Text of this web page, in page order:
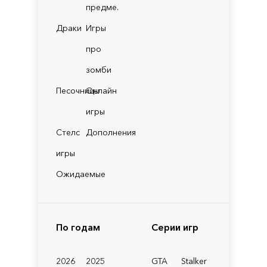
предме.
Драки Игры
про
зомби
ПесочницыОнлайн
игры
Стелс
игры
Дополнения
Ожидаемые
По годам
2026
2025
Серии игр
GTA
Stalker